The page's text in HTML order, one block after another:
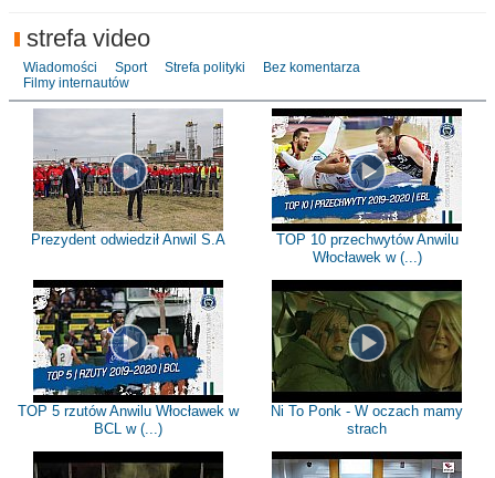
strefa video
Wiadomości Sport Strefa polityki
Bez komentarza
Filmy internautów
Prezydent odwiedził Anwil S.A
TOP 10 przechwytów Anwilu
Włocławek w (...)
TOP 5 rzutów Anwilu Włocławek w
BCL w (...)
Ni To Ponk - W oczach mamy
strach